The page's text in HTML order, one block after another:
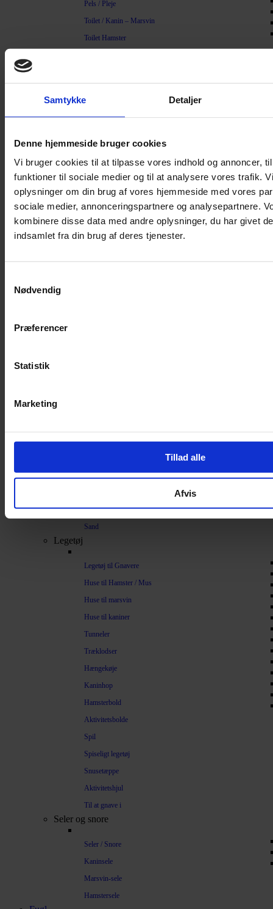
Samtykke Detaljer
Denne hjemmeside bruger cookies
Vi bruger cookies til at tilpasse vores indhold og annoncer,
funktioner til sociale medier og til at analysere vores trafik.
oplysninger om din brug af vores hjemmeside med vores
sociale medier, annonceringspartnere og analysepartnere.
kombinere disse data med andre oplysninger, du har givet
indsamlet fra din brug af deres tjenester.
Nødvendig
Præferencer
Statistik
Marketing
Tillad alle
Afvis
Pels / Pleje
Toilet / Kanin – Marsvin
Toilet Hamster
Bure
Kaninbur
Rottebur
Marsvinebur
Løbegård
Overdækning løbegård
Indretning til bure
Bark
Spelt
Vat
Sand
Legetøj
Legetøj til Gnavere
Huse til Hamster / Mus
Huse til marsvin
Huse til kaniner
Tunneler
Træklodser
Hængekøje
Kaninhop
Hamsterbold
Aktivitetsbolde
Spil
Spiseligt legetøj
Snusetæppe
Aktivitetshjul
Til at gnave i
Seler og snore
Seler / Snore
Kaninsele
Marsvin-sele
Hamstersele